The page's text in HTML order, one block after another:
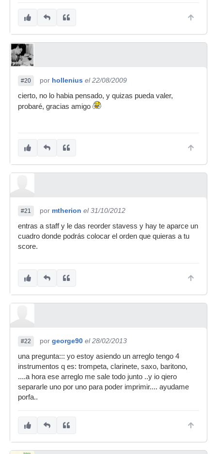
#20 por hollenius el 22/08/2009
cierto, no lo habia pensado, y quizas pueda valer,
probaré, gracias amigo
#21 por mtherion el 31/10/2012
entras a staff y le das reorder stavess y hay te aparce un
cuadro donde podrás colocar el orden que quieras a tu
score.
#22 por george90 el 28/02/2013
una pregunta::: yo estoy asiendo un arreglo tengo 4
instrumentos q es: trompeta, clarinete, saxo, baritono,
....a hora ese arreglo me sale todo junto ..y io qiero
separarle uno por uno para poder imprimir.... ayudame
porfa..